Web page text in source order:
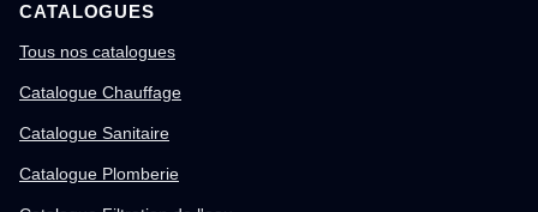
CATALOGUES
Tous nos catalogues
Catalogue Chauffage
Catalogue Sanitaire
Catalogue Plomberie